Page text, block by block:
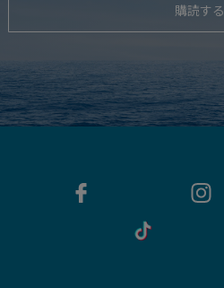
購読する